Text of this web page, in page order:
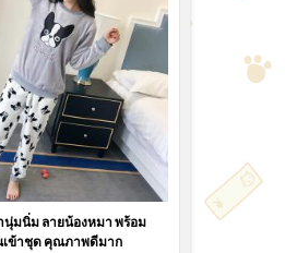
นุ่มนิ่ม ลายน้องหมา พร้อม
ข้าชุด คุณภาพดีมาก